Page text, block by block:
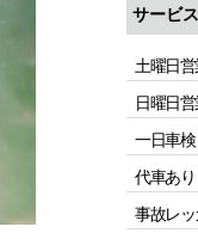
サービ
土曜日
日曜日
一日車検
代車あり
事故レ